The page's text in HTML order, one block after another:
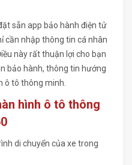
sẵn app bảo hành điện tử
cần nhập thông tin cá nhân
này rất thuận lợi cho bạn
bảo hành, thông tin hướng
ô tô thông minh.
hình ô tô thông
di chuyển của xe trong